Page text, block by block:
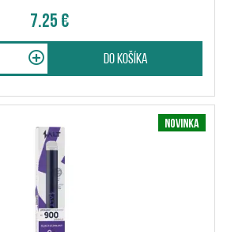
7.25 €
do košíka
Novinka